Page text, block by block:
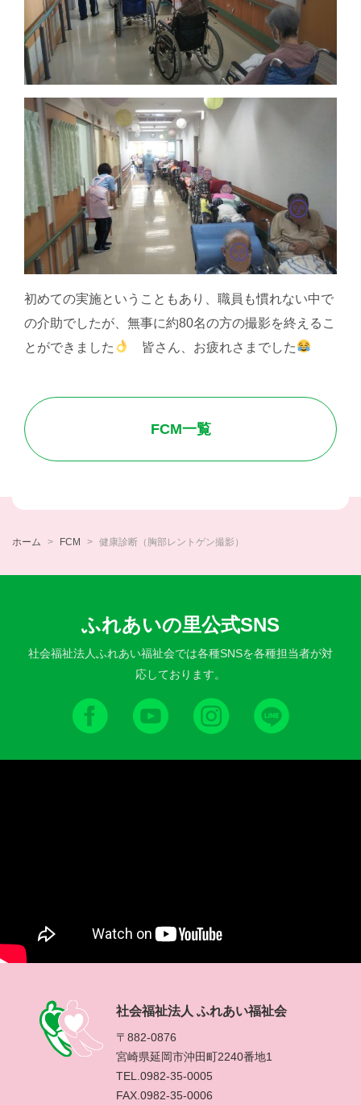
初めての実施ということもあり、職員も慣れない中で
の介助でしたが、無事に約80名の方の撮影を終えるこ
とができました
皆さん、お疲れさまでした
FCM一覧
ホーム FCM 健康診断（胸部レントゲン撮影）
ふれあいの里公式SNS
社会福祉法人ふれあい福祉会では各種SNSを各種担当者が対
応しております。
社会福祉法人 ふれあい福祉会
〒882-0876
宮崎県延岡市沖田町2240番地1
TEL.0982-35-0005
FAX.0982-35-0006